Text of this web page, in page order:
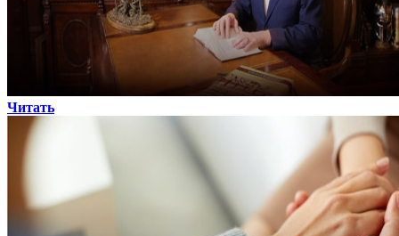
Читать